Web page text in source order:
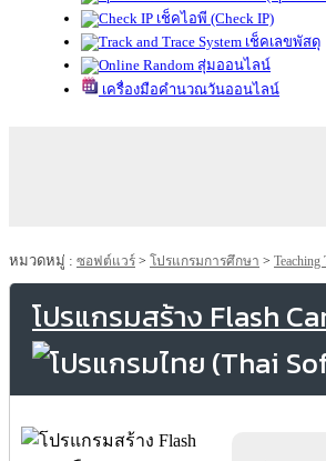
เช็คไอพี (Check IP)
เช็คเลขพัสดุ
สุ่มออนไลน์
เครื่องมือคำนวณวันออนไลน์
หมวดหมู่ : ซอฟต์แวร์ > โปรแกรมการศึกษา > Teaching
โปรแกรมสร้าง Flash